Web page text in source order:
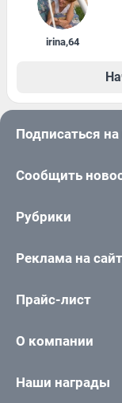
irina,64
Подписаться
Сообщить
Рубрики
Реклама на
Прайс-лист
О компании
Наши награды